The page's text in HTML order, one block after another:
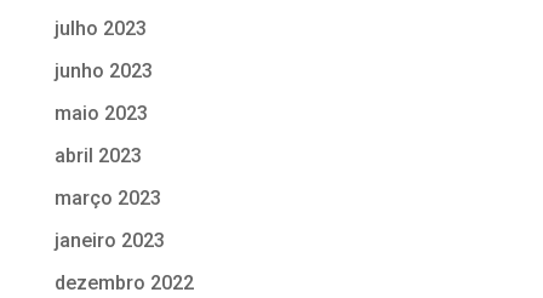
julho 2023
junho 2023
maio 2023
abril 2023
março 2023
janeiro 2023
dezembro 2022